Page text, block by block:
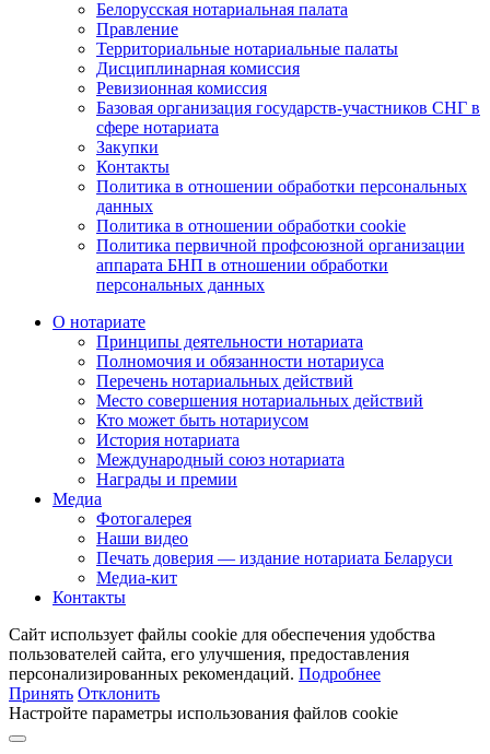
Белорусская нотариальная палата
Правление
Территориальные нотариальные палаты
Дисциплинарная комиссия
Ревизионная комиссия
Базовая организация государств-участников СНГ в
сфере нотариата
Закупки
Контакты
Политика в отношении обработки персональных
данных
Политика в отношении обработки cookie
Политика первичной профсоюзной организации
аппарата БНП в отношении обработки
персональных данных
О нотариате
Принципы деятельности нотариата
Полномочия и обязанности нотариуса
Перечень нотариальных действий
Место совершения нотариальных действий
Кто может быть нотариусом
История нотариата
Международный союз нотариата
Награды и премии
Медиа
Фотогалерея
Наши видео
Печать доверия — издание нотариата Беларуси
Медиа-кит
Контакты
Сайт использует файлы cookie для обеспечения удобства
пользователей сайта, его улучшения, предоставления
персонализированных рекомендаций. Подробнее
Принять Отклонить
Настройте параметры использования файлов cookie